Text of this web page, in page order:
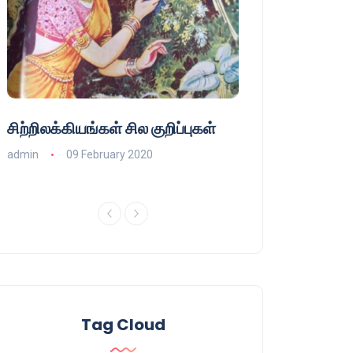
சிற்றிலக்கியங்கள் சில குறிப்புகள்
admin 09 February 2020
Tag Cloud